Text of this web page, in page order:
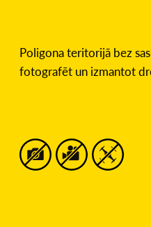
Poligona teritorijā bez
fotografēt un izmantot